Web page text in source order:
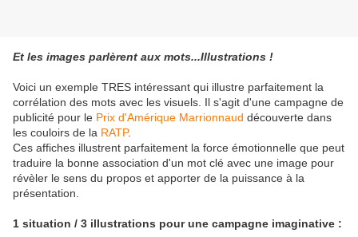
Et les images parlèrent aux mots...Illustrations !
Voici un exemple TRES intéressant qui illustre parfaitement la
corrélation des mots avec les visuels. Il s'agit d'une campagne de
publicité pour le Prix d'Amérique Marrionnaud découverte dans
les couloirs de la RATP.
Ces affiches illustrent parfaitement la force émotionnelle que peut
traduire la bonne association d'un mot clé avec une image pour
révèler le sens du propos et apporter de la puissance à la
présentation.
1 situation / 3 illustrations pour une campagne imaginative :